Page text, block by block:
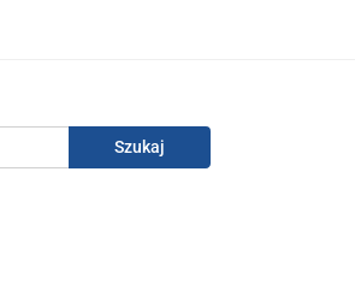
DYSTRYBUTOR SMC